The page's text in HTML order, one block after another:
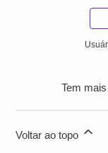
Tem
Voltar ao topo